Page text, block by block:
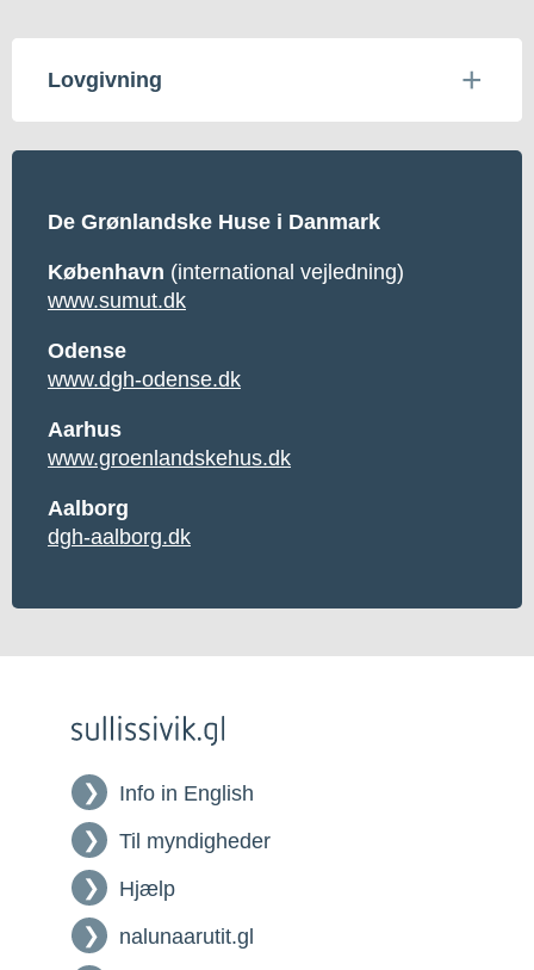
Lovgivning
De Grønlandske Huse i Danmark
København (international vejledning)
www.sumut.dk
Odense
www.dgh-odense.dk
Aarhus
www.groenlandskehus.dk
Aalborg
dgh-aalborg.dk
Info in English
Til myndigheder
Hjælp
nalunaarutit.gl